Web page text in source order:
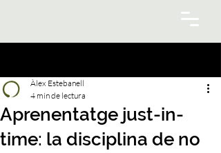
Aprenentatge just-in-
time: la disciplina de no
Àlex Estebanell
4 min de lectura